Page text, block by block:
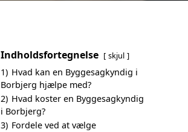
Indholdsfortegnelse skjul
1) Hvad kan en Byggesagkyndig i
Borbjerg hjælpe med?
2) Hvad koster en Byggesagkyndig
i Borbjerg?
3) Fordele ved at vælge